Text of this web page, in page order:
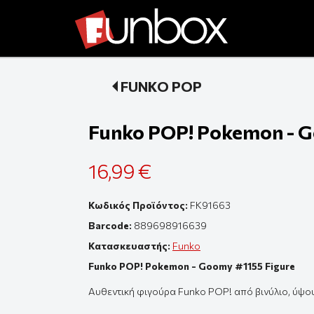
FUNKO POP
Funko POP! Pokemon -
16,99 €
Κωδικός Προϊόντος: FK91663
Barcode: 889698916639
Κατασκευαστής: Funko
Funko POP! Pokemon - Goomy #1155 Figure
Αυθεντική φιγούρα Funko POP! από βινύλιο,